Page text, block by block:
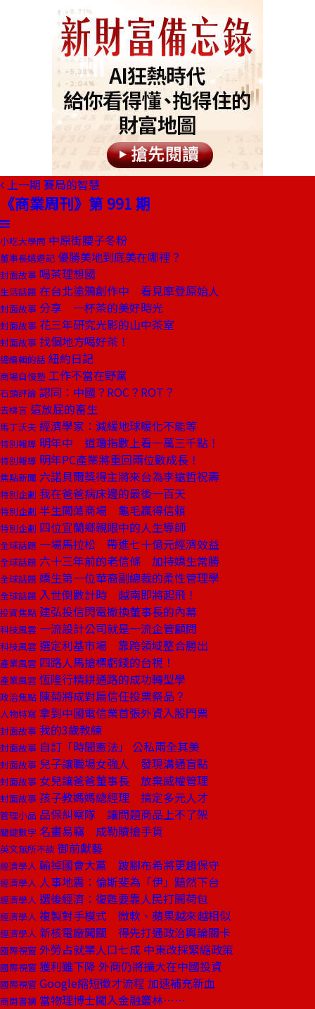
上一期 賽局的智慧
《商業周刊》第 991 期
小吃大學問 中原街腰子冬粉
董事長嬉遊記 優勝美地到底美在哪裡？
封面故事 喝茶理想國
生活話題 在台北塗鴉創作中 看見摩登原始人
封面故事 分享 一杯茶的美好時光
封面故事 花三年研究光影的山中茶室
封面故事 找個地方喝好茶！
總編輯的話 紐約日記
商場自慢塾 工作不當在野黨
石頭評論 認同：中國？ROC？ROT？
去梯言 這放屁的畜生
馬丁沃夫 經濟學家：減緩地球暖化不能等
特別報導 明年中 道瓊指數上看一萬三千點！
特別報導 明年PC產業將重回兩位數成長！
焦點新聞 六諾貝爾獎得主將來台為李遠哲祝壽
特別企劃 我在爸爸病床邊的最後一百天
特別企劃 半生闖蕩商場 龜毛贏得信賴
特別企劃 四位宜蘭鄉親眼中的人生導師
全球話題 一場馬拉松 帶進七十億元經濟效益
全球話題 六十三年前的老信條 加持嬌生常勝
全球話題 嬌生第一位華裔副總裁的柔性管理學
全球話題 入世倒數計時 越南即將起飛！
投資焦點 建弘投信閃電撤換董事長的內幕
科技風雲 一流設計公司就是一流企管顧問
科技風雲 選定利基市場 靠跨領域整合勝出
產業風雲 四路人馬搶標虧錢的台視！
產業風雲 恆隆行精耕通路的成功轉型學
政治焦點 陳菊將成對扁信任投票祭品？
人物特寫 拿到中國電信業首張外資入股門票
封面故事 我的3歲教練
封面故事 自訂「時間憲法」 公私兩全其美
封面故事 兒子讓職場女強人 發現溝通盲點
封面故事 女兒讓爸爸董事長 放棄威權管理
封面故事 孩子教媽媽總經理 搞定多元人才
管理小品 品保糾察隊 讓問題商品上不了架
關鍵數字 名畫易竊 成勒贖搶手貨
英文無所不談 御前獻藝
經濟學人 輸掉國會大黨 跛腳布希將更趨保守
經濟學人 人事地震：倫斯斐為「伊」黯然下台
經濟學人 選後經濟：復甦要靠人民打開荷包
經濟學人 複製對手模式 微軟、蘋果越來越相似
經濟學人 新核電廠闖關 得先打通政治輿論關卡
國際視窗 外勞占就業人口七成 中東改採緊縮政策
國際視窗 獲利雖下降 外商仍將擴大在中國投資
國際視窗 Google縮短徵才流程 加速補充新血
商周書摘 當物理博士闖入金融叢林……